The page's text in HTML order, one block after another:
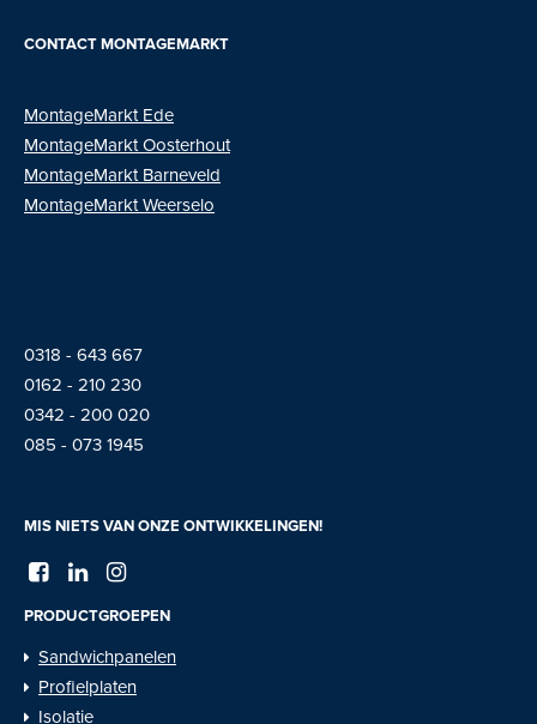
CONTACT MONTAGEMARKT
MontageMarkt Ede
MontageMarktOosterhout
MontageMarkt Barneveld
MontageMarkt Weerselo
0318 - 643 667
0162 - 210 230
0342 - 200 020
085 - 073 1945
MIS NIETS VAN ONZE ONTWIKKELINGEN!
PRODUCTGROEPEN
Sandwichpanelen
Profielplaten
Isolatie